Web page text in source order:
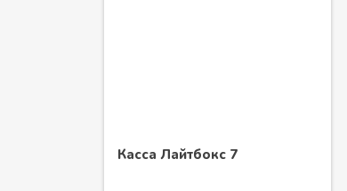
Касса Лайтбокс 7